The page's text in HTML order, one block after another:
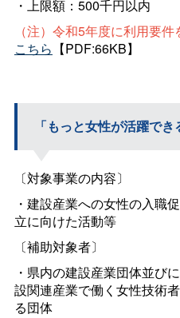
・上限額：500千円以内
（注）令和5年度に利用要
こちら 【PDF:66KB】
「もっと女性が活躍で
〔対象事業の内容〕
・建設産業への女性の入職
立に向けた活動等
〔補助対象者〕
・県内の建設産業団体並び
設関連産業で働く女性技術
る団体